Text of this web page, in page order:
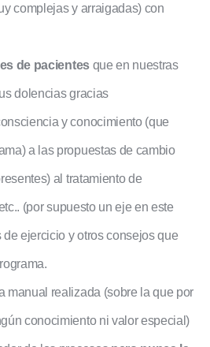
complejas y arraigadas) con
de pacientesque en nuestras
dolencias gracias
y conocimiento (que
a las propuestas de cambio
al tratamiento de
(por supuesto un eje en este
ejercicio y otros consejos que
manual realizada (sobre la que por
conocimiento ni valor especial)